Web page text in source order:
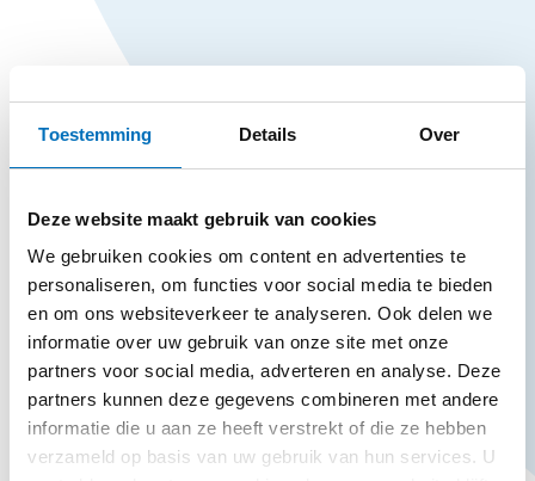
Toestemming Details Over
Deze website maakt gebruik van cookies
We gebruiken cookies om content en advertenties te
personaliseren, om functies voor social media te bieden
en om ons websiteverkeer te analyseren. Ook delen we
informatie over uw gebruik van onze site met onze
partners voor social media, adverteren en analyse. Deze
partners kunnen deze gegevens combineren met andere
informatie die u aan ze heeft verstrekt of die ze hebben
verzameld op basis van uw gebruik van hun services. U
HOME STANDAARD KOFFERS
Een aluminium kist, de
robuuste lichtgewicht
verpakking